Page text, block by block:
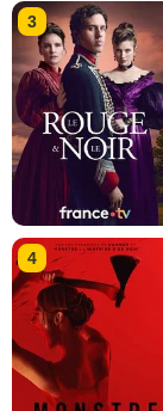
3
4